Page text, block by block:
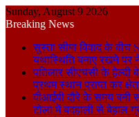
Sunday, August 9 2026
Breaking News
सुस्ता सीमा विवाद के
यथास्थिति बनाए रखने पर
पतिलार सीएचसी के हेल्दी
प्रथम स्थान प्राप्त कर
वीआईपी दौरे के समय बनी
टोला में बदहाली से बेहाल